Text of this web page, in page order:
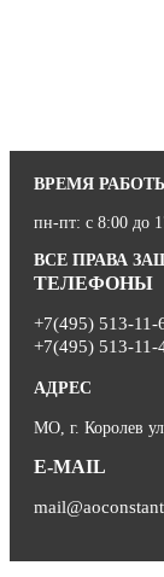
ВРЕМЯ
пн-пт: с 8:00 до
ВСЕ ПРАВА
ТЕЛЕФОНЫ
+7(495) 513-11-
+7(495) 513-11-
АДРЕС
МО, г. Королев
E-MAIL